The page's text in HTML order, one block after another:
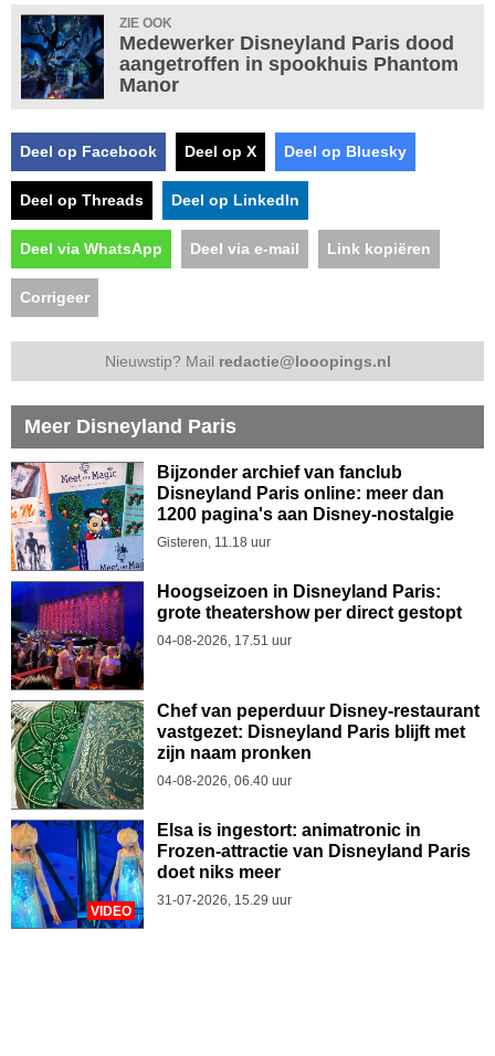
ZIE OOK
Medewerker Disneyland Paris dood
aangetroffen in spookhuis Phantom
Manor
Deel op Facebook Deel op X Deel op Bluesky
Deel op Threads Deel op LinkedIn
Deel via WhatsApp Deel via e-mail Link kopiëren
Corrigeer
Nieuwstip? Mail redactie@looopings.nl
Meer Disneyland Paris
Bijzonder archief van fanclub
Disneyland Paris online: meer dan
1200 pagina's aan Disney-nostalgie
Gisteren, 11.18 uur
Hoogseizoen in Disneyland Paris:
grote theatershow per direct gestopt
04-08-2026, 17.51 uur
Chef van peperduur Disney-restaurant
vastgezet: Disneyland Paris blijft met
zijn naam pronken
04-08-2026, 06.40 uur
VIDEO
Elsa is ingestort: animatronic in
Frozen-attractie van Disneyland Paris
doet niks meer
31-07-2026, 15.29 uur